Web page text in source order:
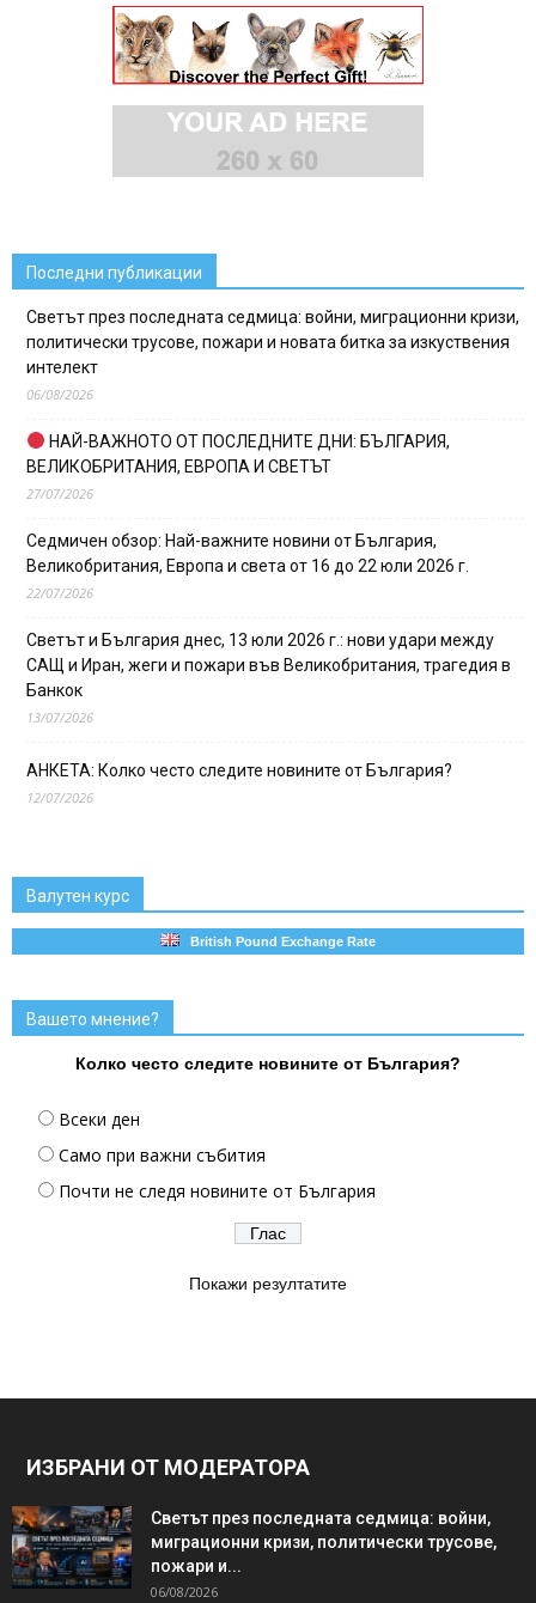
Последни публикации
Светът през последната седмица: войни, миграционни кризи,
политически трусове, пожари и новата битка за изкуствения
интелект
06/08/2026
НАЙ-ВАЖНОТО ОТ ПОСЛЕДНИТЕ ДНИ: БЪЛГАРИЯ,
ВЕЛИКОБРИТАНИЯ, ЕВРОПА И СВЕТЪТ
27/07/2026
Седмичен обзор: Най-важните новини от България,
Великобритания, Европа и света от 16 до 22 юли 2026 г.
22/07/2026
Светът и България днес, 13 юли 2026 г.: нови удари между
САЩ и Иран, жеги и пожари във Великобритания, трагедия в
Банкок
13/07/2026
АНКЕТА: Колко често следите новините от България?
12/07/2026
Валутен курс
British Pound Exchange Rate
Вашето мнение?
Колко често следите новините от България?
Всеки ден
Само при важни събития
Почти не следя новините от България
Покажи резултатите
ИЗБРАНИ ОТ МОДЕРАТОРА
Светът през последната седмица: войни,
миграционни кризи, политически трусове,
пожари и...
06/08/2026